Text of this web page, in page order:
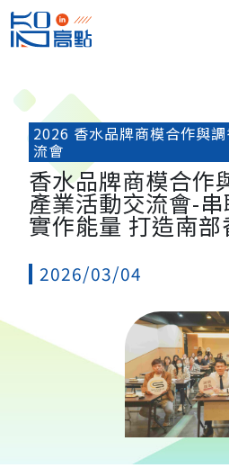
2026 香水品牌商模合作與
流會
香水品牌商模合作
產業活動交流會-
實作能量 打造南
2026/03/04